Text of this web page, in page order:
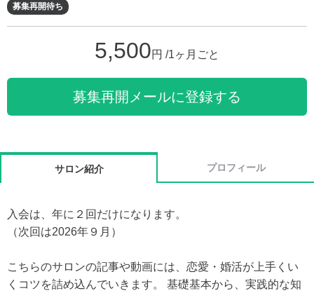
募集再開待ち
5,500円 /1ヶ月ごと
募集再開メールに登録する
サロン紹介 プロフィール
入会は、年に２回だけになります。
（次回は2026年９月）
こちらのサロンの記事や動画には、恋愛・婚活が上手くい
くコツを詰め込んでいきます。 基礎基本から、実践的な知